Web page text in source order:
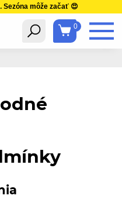
Sezóna môže začať 😍
0